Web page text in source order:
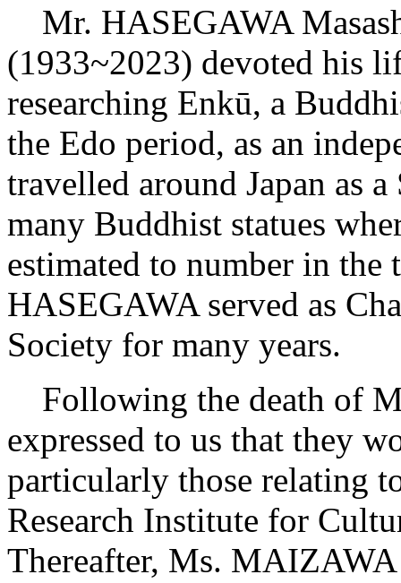
Mr. HASEGAWA
(1933~2023) devoted his
researching Enkū, a
the Edo period, as an
travelled around Japan as
many Buddhist statues
estimated to number in the
HASEGAWA served as
Society for many years.
Following the death of
expressed to us that they
particularly those relating
Research Institute for
Thereafter, Ms.